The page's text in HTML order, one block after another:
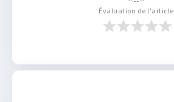
Évaluation de l'article